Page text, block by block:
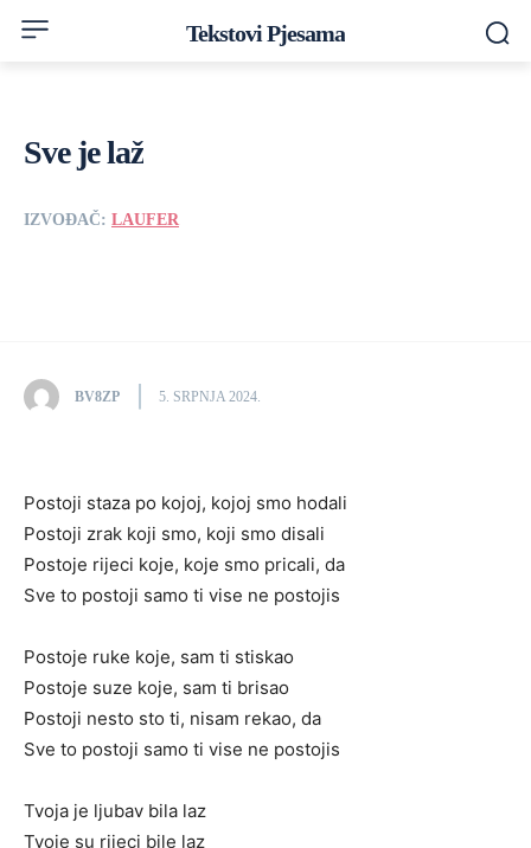
Tekstovi Pjesama
Sve je laž
IZVOĐAČ: LAUFER
BV8ZP 5. SRPNJA 2024.
Postoji staza po kojoj, kojoj smo hodali
Postoji zrak koji smo, koji smo disali
Postoje rijeci koje, koje smo pricali, da
Sve to postoji samo ti vise ne postojis
Postoje ruke koje, sam ti stiskao
Postoje suze koje, sam ti brisao
Postoji nesto sto ti, nisam rekao, da
Sve to postoji samo ti vise ne postojis
Tvoja je ljubav bila laz
Tvoje su rijeci bile laz